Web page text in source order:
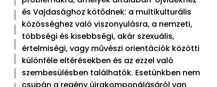
és Vajdasághoz kötődnek: a multikulturális
közösséghez való viszonyulásra, a nemzeti,
többségi és kisebbségi, akár szexuális,
értelmiségi, vagy művészi orientációk közötti
különféle eltérésekben és az ezzel való
szembesülésben találhatók. Esetünkben nem
csupán a regény újrakomponálásáról van